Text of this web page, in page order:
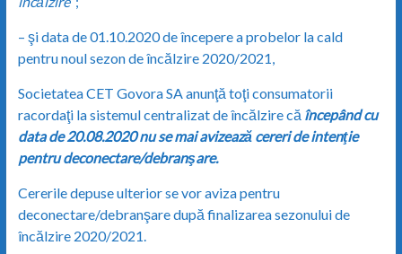
– şi data de 01.10.2020 de începere a probelor la cald
pentru noul sezon de încălzire 2020/2021,
Societatea CET Govora SA anunţă toţi consumatorii
racordaţi la sistemul centralizat de încălzire că începând cu
data de 20.08.2020 nu se mai avizează cereri de intenţie
pentru deconectare/debranşare.
Cererile depuse ulterior se vor aviza pentru
deconectare/debranşare după finalizarea sezonului de
încălzire 2020/2021.